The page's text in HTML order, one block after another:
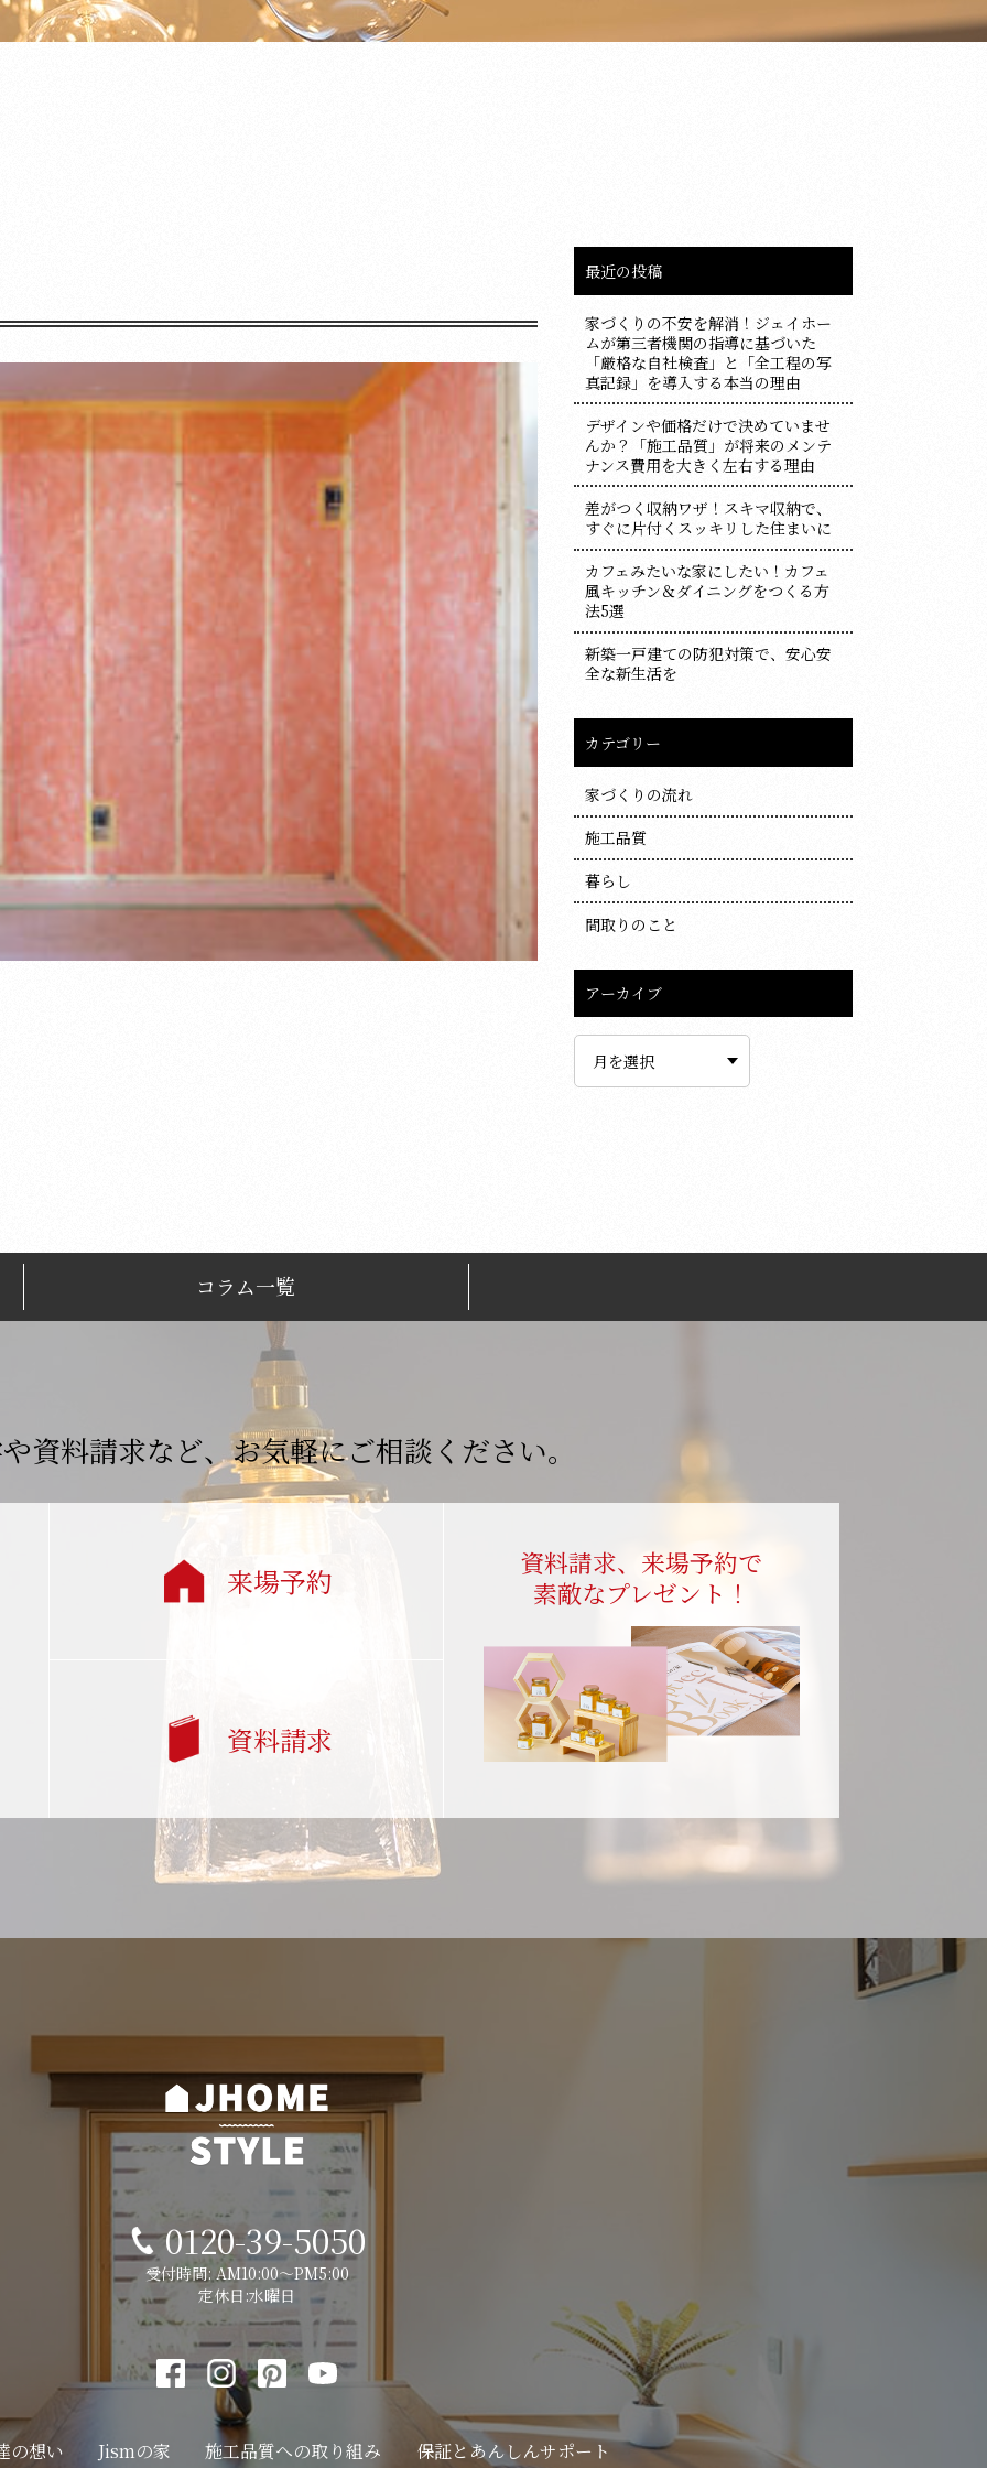
最近の投稿
家づくりの不安を解消！ジェイホー
ムが第三者機関の指導に基づいた
「厳格な自社検査」と「全工程の写
真記録」を導入する本当の理由
デザインや価格だけで決めていませ
んか？「施工品質」が将来のメンテ
ナンス費用を大きく左右する理由
差がつく収納ワザ！スキマ収納で、
すぐに片付くスッキリした住まいに
カフェみたいな家にしたい！カフェ
風キッチン＆ダイニングをつくる方
法5選
新築一戸建ての防犯対策で、安心安
全な新生活を
カテゴリー
家づくりの流れ
施工品質
暮らし
間取りのこと
アーカイブ
イ
コラム一覧
資料請求など、お気軽にご相談ください。
来場予約
資料請求
資料請求、来場予約で
素敵なプレゼント！
0120-39-5050
受付時間: AM10:00～PM5:00
定休日:水曜日
の想い Jismの家 施工品質への取り組み 保証とあんしんサポート